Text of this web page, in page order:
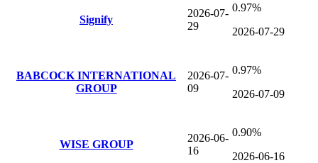
Signify
2026-07-
29
0.97%
2026-07-29
BABCOCK INTERNATIONAL
GROUP
2026-07-
09
0.97%
2026-07-09
WISE GROUP
2026-06-
16
0.90%
2026-06-16